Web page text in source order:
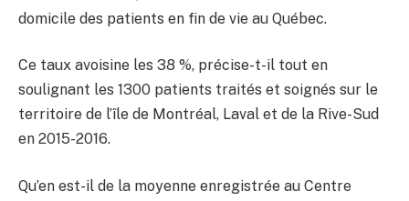
domicile des patients en fin de vie au Québec.
Ce taux avoisine les 38 %, précise-t-il tout en
soulignant les 1300 patients traités et soignés sur le
territoire de l’île de Montréal, Laval et de la Rive-Sud
en 2015-2016.
Qu’en est-il de la moyenne enregistrée au Centre